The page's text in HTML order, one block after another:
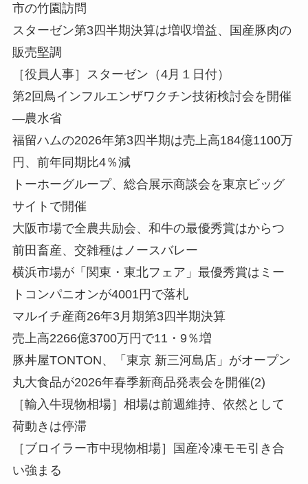
市の竹園訪問
スターゼン第3四半期決算は増収増益、国産豚肉の
販売堅調
［役員人事］スターゼン（4月１日付）
第2回鳥インフルエンザワクチン技術検討会を開催
—農水省
福留ハムの2026年第3四半期は売上高184億1100万
円、前年同期比4％減
トーホーグループ、総合展示商談会を東京ビッグ
サイトで開催
大阪市場で全農共励会、和牛の最優秀賞はからつ
前田畜産、交雑種はノースバレー
横浜市場が「関東・東北フェア」最優秀賞はミー
トコンパニオンが4001円で落札
マルイチ産商26年3月期第3四半期決算
売上高2266億3700万円で11・9％増
豚丼屋TONTON、「東京 新三河島店」がオープン
丸大食品が2026年春季新商品発表会を開催(2)
［輸入牛現物相場］相場は前週維持、依然として
荷動きは停滞
［ブロイラー市中現物相場］国産冷凍モモ引き合
い強まる